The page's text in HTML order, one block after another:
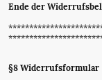
Ende der
§8 Widerrufsformular